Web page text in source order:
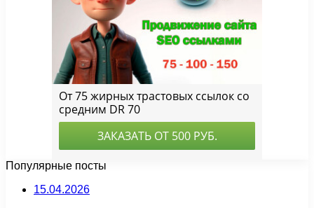
Популярные посты
15.04.2026